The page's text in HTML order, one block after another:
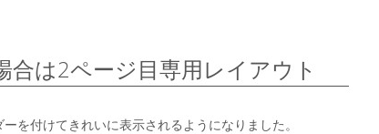
は2ページ目専用レイアウト
を付けてきれいに表示されるようになりました。